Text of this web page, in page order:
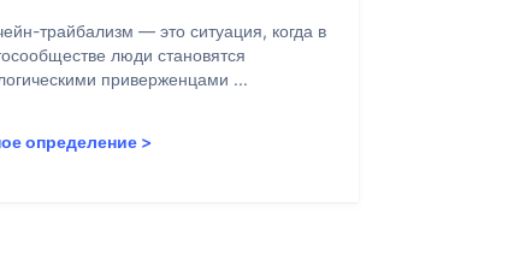
трайбализм — это ситуация, когда в
люди становятся
приверженцами ...
определение>